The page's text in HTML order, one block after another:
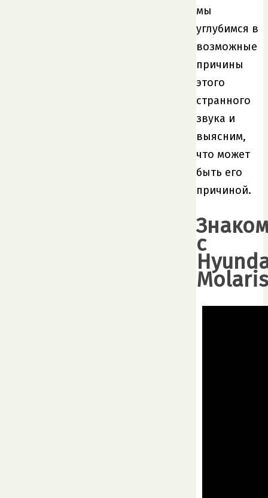
мы
углубимся в
возможные
причины
этого
странного
звука и
выясним,
что может
быть его
причиной.
с
Molaris